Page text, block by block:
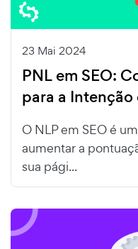
23 Mai 2024
PNL em SEO:
para a Intenção
O NLP em SEO é
aumentar a
sua pági...